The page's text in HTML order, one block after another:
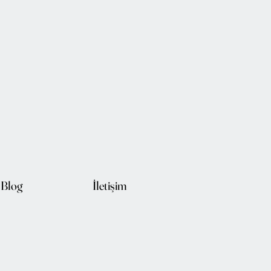
Blog İletişim